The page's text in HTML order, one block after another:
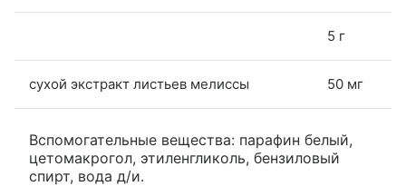
5 г
сухой экстракт листьев мелиссы 50 мг
Вспомогательные вещества: парафин белый,
цетомакрогол, этиленгликоль, бензиловый
спирт, вода д/и.